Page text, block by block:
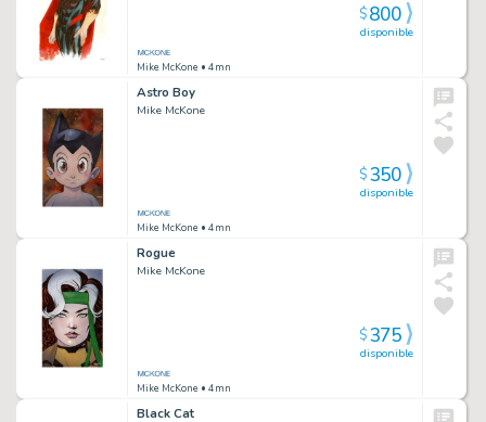
Mike McKone • 4mn
disponible
$800
Astro Boy
Mike McKone
Mike McKone • 4mn
disponible
$350
Rogue
Mike McKone
Mike McKone • 4mn
disponible
$375
Black Cat